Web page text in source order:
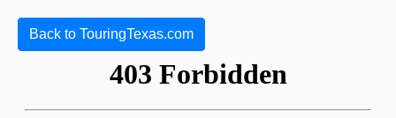
Back to TouringTexas.com